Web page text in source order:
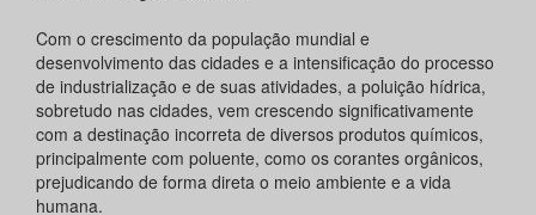
Com o crescimento da população mundial e
desenvolvimento das cidades e a intensificação do processo
de industrialização e de suas atividades, a poluição hídrica,
sobretudo nas cidades, vem crescendo significativamente
com a destinação incorreta de diversos produtos químicos,
principalmente com poluente, como os corantes orgânicos,
prejudicando de forma direta o meio ambiente e a vida
humana.